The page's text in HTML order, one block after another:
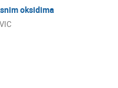
oksidima